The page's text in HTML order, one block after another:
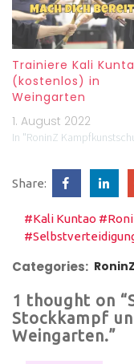
Trainiere Kali
(kostenlos) in
Weingarten
1. August 2022
In "RoninZ
Share:
#Kali Kuntao
Categories:
1 thought on
Stockkampf
Weingarten.”